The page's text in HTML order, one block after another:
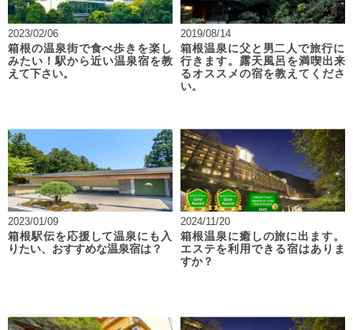
2023/02/06
箱根の温泉街で食べ歩きを楽し
みたい！駅から近い温泉宿を教
えて下さい。
2019/08/14
箱根温泉に父と男二人で旅行に
行きます。露天風呂を満喫出来
るオススメの宿を教えてくださ
い。
2023/01/09
箱根駅伝を応援して温泉にも入
りたい、おすすめな温泉宿は？
2024/11/20
箱根温泉に癒しの旅に出ます。
エステを利用できる宿はありま
すか？